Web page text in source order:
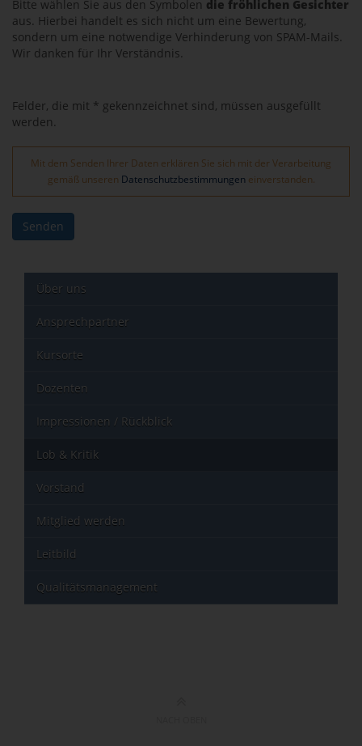
Bitte wählen Sie aus den Symbolen die fröhlichen Gesichter
aus. Hierbei handelt es sich nicht um eine Bewertung,
sondern um eine notwendige Verhinderung von SPAM-Mails.
Wir danken für Ihr Verständnis.
Felder, die mit * gekennzeichnet sind, müssen ausgefüllt
werden.
Mit dem Senden Ihrer Daten erklären Sie sich mit der Verarbeitung
gemäß unseren Datenschutzbestimmungen einverstanden.
Senden
Über uns
Ansprechpartner
Kursorte
Dozenten
Impressionen / Rückblick
Lob & Kritik
Vorstand
Mitglied werden
Leitbild
Qualitätsmanagement